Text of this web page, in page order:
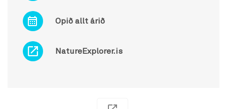
Opið allt árið
NatureExplorer.is